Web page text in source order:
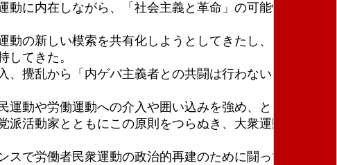
に内在しながら、「社会主義と革命」の可能性を放棄
の新しい模索を共有化しようとしてきたし、「社会主
てきた。
攪乱から「内ゲバ主義者との共闘は行わない」という
動や労働運動への介入や囲い込みを強め、ともすれば
活動家とともにこの原則をつらぬき、大衆運動と共同
で労働者民衆運動の政治的再建のために闘ってきたわ